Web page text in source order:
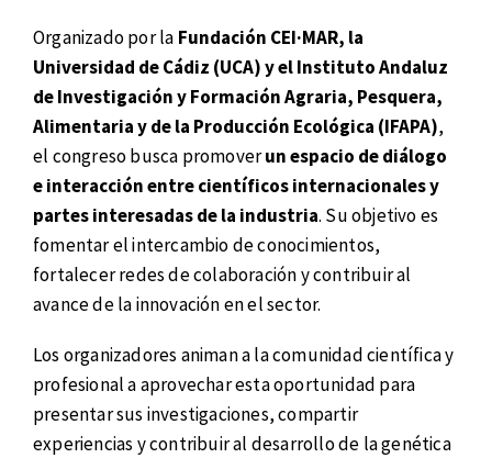
Organizado por la Fundación CEI·MAR, la
Universidad de Cádiz (UCA) y el Instituto Andaluz
de Investigación y Formación Agraria, Pesquera,
Alimentaria y de la Producción Ecológica (IFAPA),
el congreso busca promoverun espacio de diálogo
e interacción entre científicos internacionales y
partes interesadas de la industria. Su objetivo es
fomentar el intercambio de conocimientos,
fortalecer redes de colaboración y contribuir al
avance de la innovación en el sector.
Los organizadores animan a la comunidad científica y
profesional a aprovechar esta oportunidad para
presentar sus investigaciones, compartir
experiencias y contribuir al desarrollo de la genética